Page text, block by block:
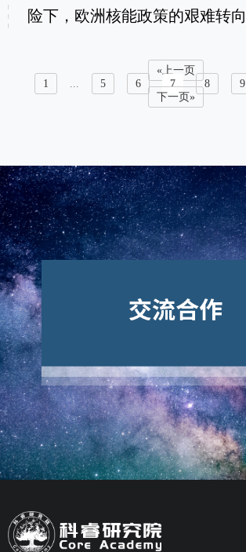
险下，欧洲核能政策的艰难转向
«上一页
1
5 6 7 8 9
下一页»